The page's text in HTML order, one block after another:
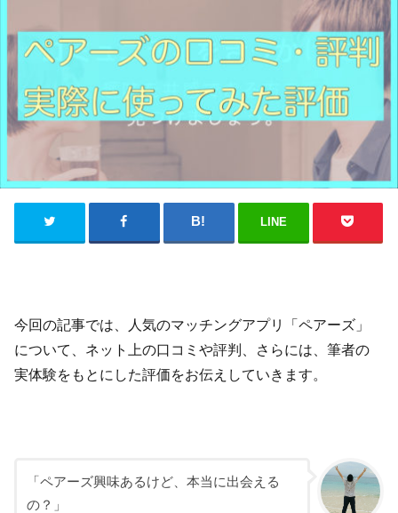
LINE
今回の記事では、人気のマッチングアプリ「ペアーズ」
について、ネット上の口コミや評判、さらには、筆者の
実体験をもとにした評価をお伝えしていきます。
「ペアーズ興味あるけど、本当に出会える
の？」